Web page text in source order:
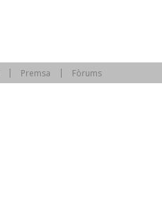
Premsa Fòrums